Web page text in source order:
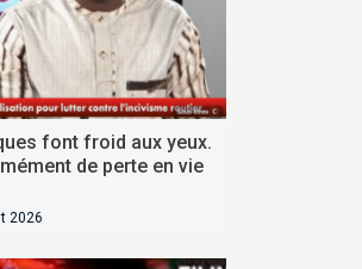
font froid aux yeux.
de perte en vie
2026